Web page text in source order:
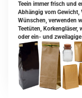
Teein immer frisch und
Abhängig vom Gewicht,
Wünschen, verwenden
Teetüten, Korkengläser,
oder ein- und